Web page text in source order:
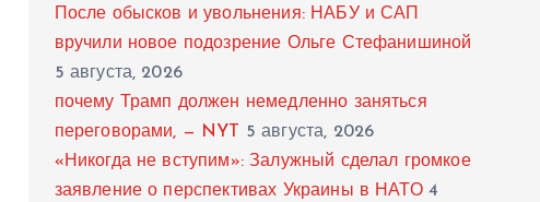
После обысков и увольнения: НАБУ и САП
вручили новое подозрение Ольге Стефанишиной
5 августа, 2026
почему Трамп должен немедленно заняться
переговорами, — NYT
5 августа, 2026
«Никогда не вступим»: Залужный сделал громкое
заявление о перспективах Украины в НАТО 4